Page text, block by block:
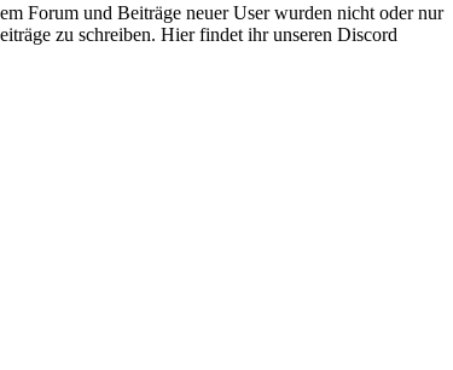
Forum und Beiträge neuer User wurden nicht oder nur
zu schreiben. Hier findet ihr unseren Discord